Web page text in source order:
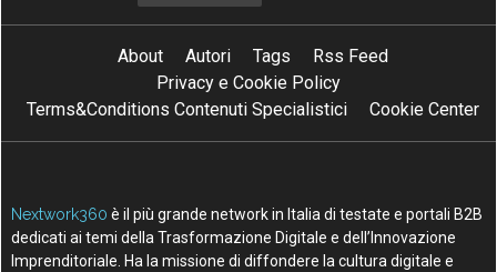
About Autori Tags
Rss Feed
Privacy e Cookie Policy
Terms&Conditions Contenuti Specialistici
Cookie Center
Nextwork360 è il più grande network in Italia di testate e portali B2B
dedicati ai temi della Trasformazione Digitale e dell’Innovazione
Imprenditoriale. Ha la missione di diffondere la cultura digitale e